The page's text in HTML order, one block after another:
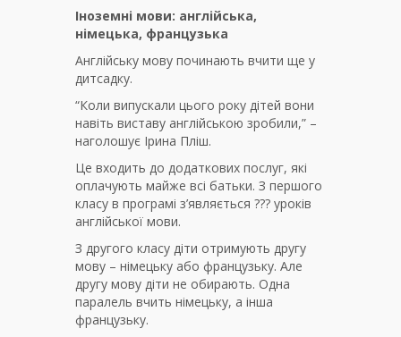
Іноземні мови: англійська,
німецька, французька
Англійську мову починають вчити ще у
дитсадку.
“Коли випускали цього року дітей вони
навіть виставу англійською зробили,” –
наголошує Ірина Пліш.
Це входить до додаткових послуг, які
оплачують майже всі батьки. З першого
класу в програмі з’являється ??? уроків
англійської мови.
З другого класу діти отримують другу
мову – німецьку або французьку. Але
другу мову діти не обирають. Одна
паралель вчить німецьку, а інша
французьку.